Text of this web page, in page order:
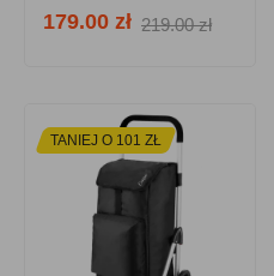
Premium 650061 -
179.00 zł 219.00 zł
TANIEJ O 101 ZŁ